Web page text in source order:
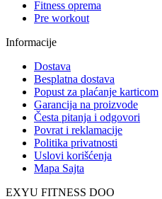
Fitness oprema
Pre workout
Informacije
Dostava
Besplatna dostava
Popust za plaćanje karticom
Garancija na proizvode
Česta pitanja i odgovori
Povrat i reklamacije
Politika privatnosti
Uslovi korišćenja
Mapa Sajta
EXYU FITNESS DOO